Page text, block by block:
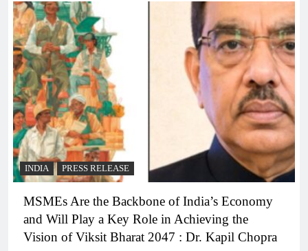
INDIA PRESS RELEASE
MSMEs Are the Backbone of India’s Economy
and Will Play a Key Role in Achieving the
Vision of Viksit Bharat 2047 : Dr. Kapil Chopra